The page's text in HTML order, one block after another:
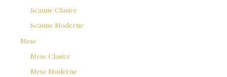
Scaune Clasice
Scaune Moderne
Mese
Mese Clasice
Mese Moderne